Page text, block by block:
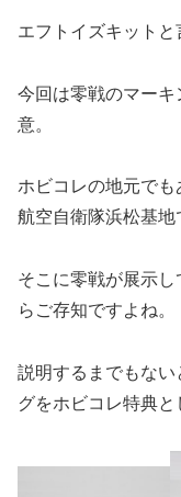
エフトイズキットと
今回は零戦のマーキ
意。
ホビコレの地元で
航空自衛隊浜松基地
そこに零戦が展示
らご存知ですよね。
説明するまでもな
グをホビコレ特典と